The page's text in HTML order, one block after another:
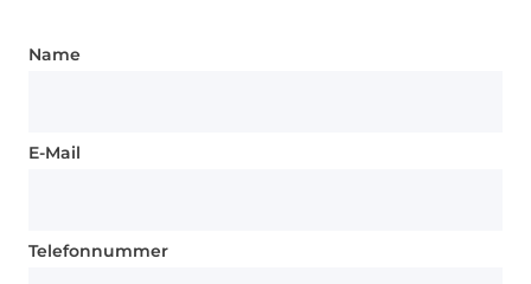
Name
E-Mail
Telefonnummer